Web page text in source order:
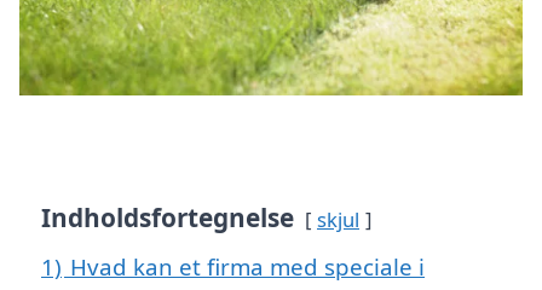
Indholdsfortegnelse skjul
1) Hvad kan et firma med speciale i